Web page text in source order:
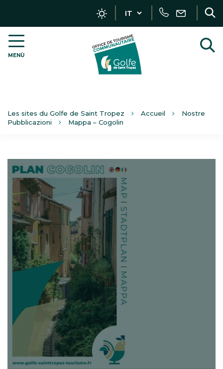
Chiamata
Scrivici
MENÙ
Golfe
–
IT
Les sites du Golfe de Saint Tropez Accueil
Nostre
Pubblicazioni
Mappa – Cogolin